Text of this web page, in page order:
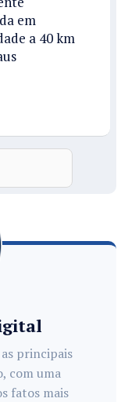
em
a 40 km
principais
com uma
fatos mais